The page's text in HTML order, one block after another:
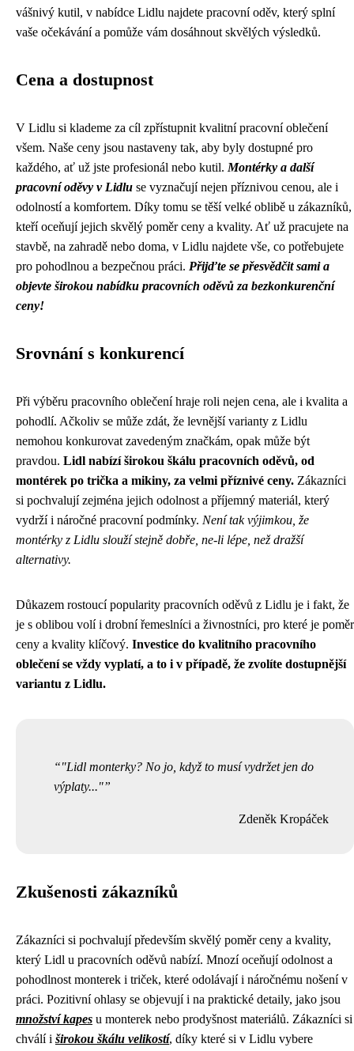
vášnivý kutil, v nabídce Lidlu najdete pracovní oděv, který splní
vaše očekávání a pomůže vám dosáhnout skvělých výsledků.
Cena a dostupnost
V Lidlu si klademe za cíl zpřístupnit kvalitní pracovní oblečení
všem. Naše ceny jsou nastaveny tak, aby byly dostupné pro
každého, ať už jste profesionál nebo kutil. Montérky a další
pracovní oděvy v Lidlu se vyznačují nejen příznivou cenou, ale i
odolností a komfortem. Díky tomu se těší velké oblibě u zákazníků,
kteří oceňují jejich skvělý poměr ceny a kvality. Ať už pracujete na
stavbě, na zahradě nebo doma, v Lidlu najdete vše, co potřebujete
pro pohodlnou a bezpečnou práci. Přijďte se přesvědčit sami a
objevte širokou nabídku pracovních oděvů za bezkonkurenční
ceny!
Srovnání s konkurencí
Při výběru pracovního oblečení hraje roli nejen cena, ale i kvalita a
pohodlí. Ačkoliv se může zdát, že levnější varianty z Lidlu
nemohou konkurovat zavedeným značkám, opak může být
pravdou. Lidl nabízí širokou škálu pracovních oděvů, od
montérek po trička a mikiny, za velmi příznivé ceny. Zákazníci
si pochvalují zejména jejich odolnost a příjemný materiál, který
vydrží i náročné pracovní podmínky. Není tak výjimkou, že
montérky z Lidlu slouží stejně dobře, ne-li lépe, než dražší
alternativy.
Důkazem rostoucí popularity pracovních oděvů z Lidlu je i fakt, že
je s oblibou volí i drobní řemeslníci a živnostníci, pro které je poměr
ceny a kvality klíčový. Investice do kvalitního pracovního
oblečení se vždy vyplatí, a to i v případě, že zvolíte dostupnější
variantu z Lidlu.
"Lidl monterky? No jo, když to musí vydržet jen do
výplaty..."
Zdeněk Kropáček
Zkušenosti zákazníků
Zákazníci si pochvalují především skvělý poměr ceny a kvality,
který Lidl u pracovních oděvů nabízí. Mnozí oceňují odolnost a
pohodlnost monterek i triček, které odolávají i náročnému nošení v
práci. Pozitivní ohlasy se objevují i na praktické detaily, jako jsou
množství kapes u monterek nebo prodyšnost materiálů. Zákazníci si
chválí i širokou škálu velikostí, díky které si v Lidlu vybere